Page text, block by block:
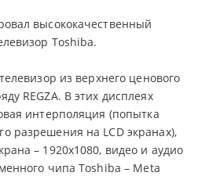
высококачественный
Toshiba.
из верхнего ценового
REGZA. В этих дисплеях
интерполяция (попытка
разрешения на LCD экранах),
– 1920х1080, видео и аудио
чипа Toshiba – Meta